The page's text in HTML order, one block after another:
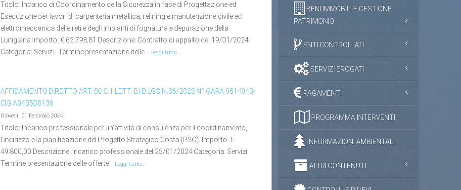
Titolo: Incarico di Coordinamento della Sicurezza in fase di Progettazione ed
Esecuzione per lavori di carpenteria metallica, relining e manutenzione civile ed
elettromeccanica delle reti e degli impianti di fognatura e depurazione della
Lunigiana Importo: € 62.798,81 Descrizione: Contratto di appalto del 19/01/2024
Categoria: Servizi Termine presentazione delle...
Leggi tutto...
AFFIDAMENTO DIRETTO ART. 50 C.1 LETT. B) D.LGS N.36/2023 N° GARA 9514943-
CIG A0435D0136
Giovedì, 01 Febbraio 2024
Titolo: Incarico professionale per un’attività di consulenza per il coordinamento,
l’indirizzo e la pianificazione del Progetto Strategico Costa (PSC). Importo: €
49.800,00 Descrizione: Incarico professionale del 25/01/2024 Categoria: Servizi
Termine presentazione delle offerte:
Leggi tutto...
BENI IMMOBILI E GESTIONE
PATRIMONIO
ENTI CONTROLLATI
SERVIZI EROGATI
PAGAMENTI
PROGRAMMA INTERVENTI
INFORMAZIONI AMBIENTALI
ALTRI CONTENUTI